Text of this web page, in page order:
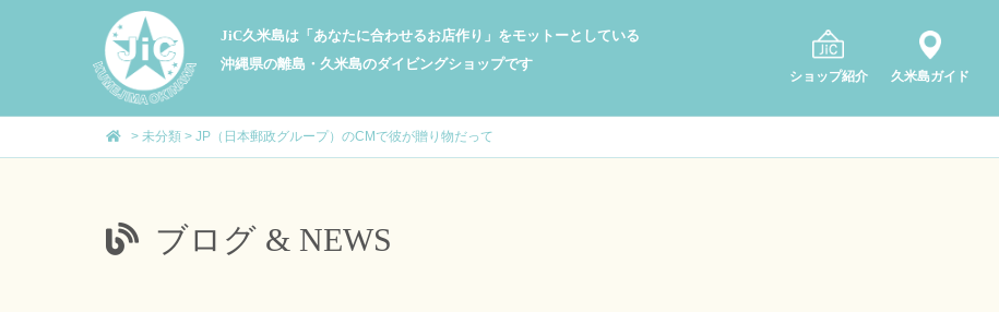
JiC久米島は「あなたに合わせるお店作り」をモットーとしている
沖縄県の離島・久米島のダイビングショップです
ショップ紹介 久米島ガイド
> 未分類 > JP（日本郵政グループ）のCMで彼が贈り物だって
ブログ & NEWS